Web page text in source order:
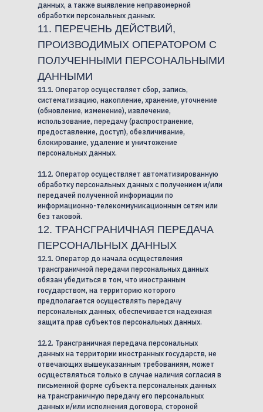
данных, а также выявление неправомерной
обработки персональных данных.
11. ПЕРЕЧЕНЬ ДЕЙСТВИЙ,
ПРОИЗВОДИМЫХ ОПЕРАТОРОМ С
ПОЛУЧЕННЫМИ ПЕРСОНАЛЬНЫМИ
ДАННЫМИ
11.1. Оператор осуществляет сбор, запись,
систематизацию, накопление, хранение, уточнение
(обновление, изменение), извлечение,
использование, передачу (распространение,
предоставление, доступ), обезличивание,
блокирование, удаление и уничтожение
персональных данных.
11.2. Оператор осуществляет автоматизированную
обработку персональных данных с получением и/или
передачей полученной информации по
информационно-телекоммуникационным сетям или
без таковой.
12. ТРАНСГРАНИЧНАЯ ПЕРЕДАЧА
ПЕРСОНАЛЬНЫХ ДАННЫХ
12.1. Оператор до начала осуществления
трансграничной передачи персональных данных
обязан убедиться в том, что иностранным
государством, на территорию которого
предполагается осуществлять передачу
персональных данных, обеспечивается надежная
защита прав субъектов персональных данных.
12.2. Трансграничная передача персональных
данных на территории иностранных государств, не
отвечающих вышеуказанным требованиям, может
осуществляться только в случае наличия согласия в
письменной форме субъекта персональных данных
на трансграничную передачу его персональных
данных и/или исполнения договора, стороной